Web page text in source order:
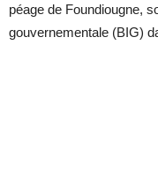
péage de Foundiougne,
gouvernementale (BIG)